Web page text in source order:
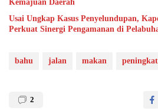
Kemajuan Daerah
Usai Ungkap Kasus Penyelundupan,
Perkuat Sinergi Pengamanan di
bahu jalan makan
2